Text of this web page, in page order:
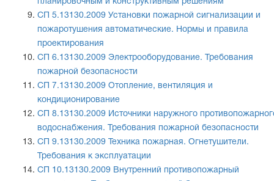
СП 5.13130.2009 Установки пожарной сигнализации и
пожаротушения автоматические. Нормы и правила
проектирования
СП 6.13130.2009 Электрооборудование. Требования
пожарной безопасности
СП 7.13130.2009 Отопление, вентиляция и
кондиционирование
СП 8.13130.2009 Источники наружного
водоснабжения. Требования пожарной безопасности
СП 9.13130.2009 Техника пожарная. Огнетушители.
Требования к эксплуатации
СП 10.13130.2009 Внутренний противопожарный